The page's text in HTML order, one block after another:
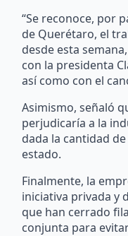
“Se reconoce, por
de Querétaro, el
desde esta
con la presidenta
así como con el
Asimismo, señaló
perjudicaría a la
dada la cantidad
estado.
Finalmente, la
iniciativa privada y
que han cerrado
conjunta para